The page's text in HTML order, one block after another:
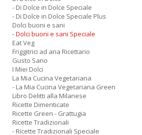
- Di Dolce in Dolce Speciale
- Di Dolce in Dolce Speciale Plus
Dolci buoni e sani
- Dolci buoni e sani Speciale
Eat Veg
Friggitrici ad aria Ricettario
Gusto Sano
I Miei Dolci
La Mia Cucina Vegetariana
- La Mia Cucina Vegetariana Green
Libro Delitti alla Milanese
Ricette Dimenticate
Ricette Green - Grattugia
Ricette Tradizionali
- Ricette Tradizionali Speciale